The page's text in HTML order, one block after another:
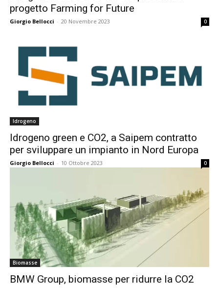
progetto Farming for Future
Giorgio Bellocci - 20 Novembre 2023 0
Idrogeno
Idrogeno green e CO2, a Saipem contratto
per sviluppare un impianto in Nord Europa
Giorgio Bellocci - 10 Ottobre 2023 0
Biomasse
BMW Group, biomasse per ridurre la CO2